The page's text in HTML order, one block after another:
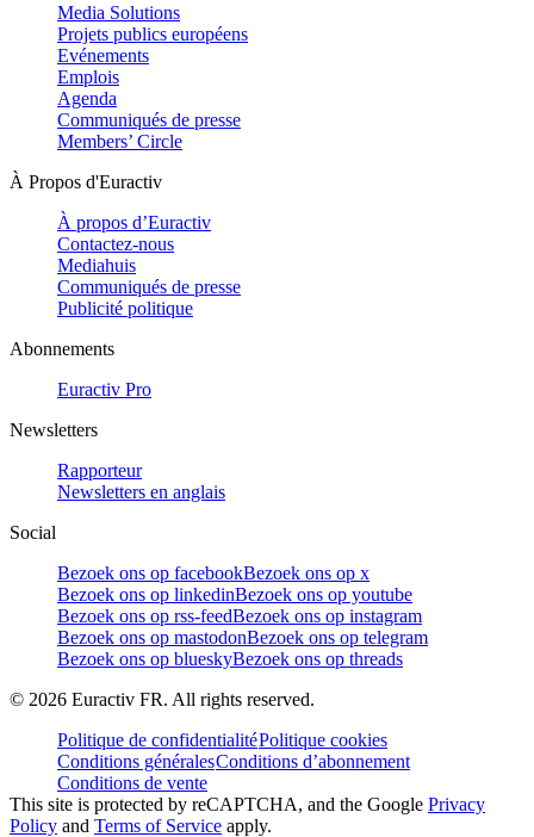
Media Solutions
Projets publics européens
Evénements
Emplois
Agenda
Communiqués de presse
Members’ Circle
À Propos d'Euractiv
À propos d’Euractiv
Contactez-nous
Mediahuis
Communiqués de presse
Publicité politique
Abonnements
Euractiv Pro
Newsletters
Rapporteur
Newsletters en anglais
Social
Bezoek ons op facebookBezoek ons op x
Bezoek ons op linkedinBezoek ons op youtube
Bezoek ons op rss-feedBezoek ons op instagram
Bezoek ons op mastodonBezoek ons op telegram
Bezoek ons op blueskyBezoek ons op threads
© 2026 Euractiv FR. All rights reserved.
Politique de confidentialitéPolitique cookies
Conditions généralesConditions d’abonnement
Conditions de vente
This site is protected by reCAPTCHA, and the Google Privacy
Policy and Terms of Service apply.